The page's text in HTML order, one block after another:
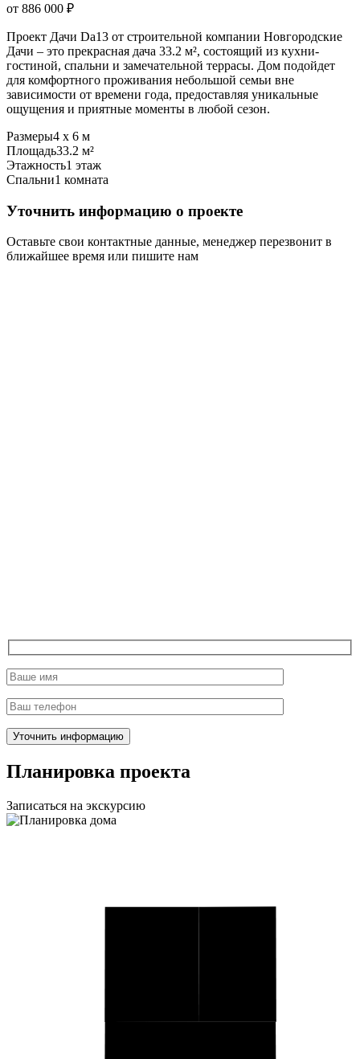
от 886 000 ₽
Проект Дачи Da13 от строительной компании Новгородские
Дачи – это прекрасная дача 33.2 м², состоящий из кухни-
гостиной, спальни и замечательной террасы. Дом подойдет
для комфортного проживания небольшой семьи вне
зависимости от времени года, предоставляя уникальные
ощущения и приятные моменты в любой сезон.
Размеры4 х 6 м
Площадь33.2 м²
Этажность1 этаж
Спальни1 комната
Уточнить информацию о проекте
Оставьте свои контактные данные, менеджер перезвонит в
ближайшее время или пишите нам
Планировка проекта
Записаться на экскурсию